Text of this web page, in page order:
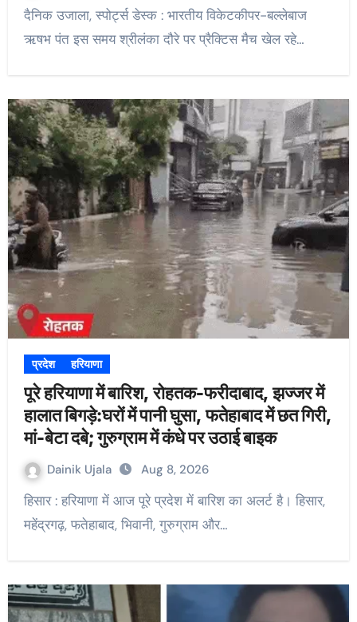
दैनिक उजाला, स्पोर्ट्स डेस्क : भारतीय विकेटकीपर-बल्लेबाज
ऋषभ पंत इस समय श्रीलंका दौरे पर प्रैक्टिस मैच खेल रहे…
प्रदेश हरियाणा
पूरे हरियाणा में बारिश, रोहतक-फरीदाबाद, झज्जर में
हालात बिगड़े:घरों में पानी घुसा, फतेहाबाद में छत गिरी,
मां-बेटा दबे; गुरुग्राम में कंधे पर उठाई बाइक
Dainik Ujala Aug 8, 2026
हिसार : हरियाणा में आज पूरे प्रदेश में बारिश का अलर्ट है। हिसार,
महेंद्रगढ़, फतेहाबाद, भिवानी, गुरुग्राम और…